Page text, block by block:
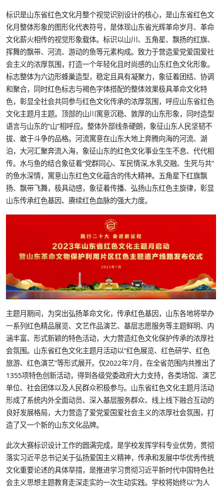
标识是山东省红色文化月整个视觉识别设计的核心，是山东省红色文
化月整体形象的图形化代表符号，是体现山东省光辉革命岁月、革命
文化薪火相传的视觉形象载体。标识以山川、五角星、飘扬的红旗、
挥舞的飘带、河流、游动的鱼等元素构成。致力于营造爱党爱国爱社
会主义的浓厚氛围，打造一个年轻化且时尚感的山东红色文化形象。
标志整体为六边形蜂巢造型，稳定且具有凝聚力，象征着团结、协调
和聚合，同时红色标志与褐色字体搭配的整体效果极具革命文化特
色，彰显全社会共同参与红色文化传承的浓厚氛围，呼应山东省红色
文化主题月主题。顶部的山川寓意沉稳、敦厚的山东形象，同时造型
语言与山东的“山”相呼应。整体外部线条硬朗，象征山东人民坚韧不
拔、敢于斗争的品格。河流寓意在山东大地上奔腾向海的河流、湖
泊，大河汇聚奔流入海，象征山东的红色文化事业生生不息、代代相
传。水与鱼的结合象征着“党群同心、军民情深,水乳交融、生死与共”
的鱼水深情，寓意山东红色文化蕴含的伟大精神。五角星下红旗飘
扬、飘带飞舞，极具动感，象征着传播、弘扬山东红色主旋律，彰显
山东传承红色基因、赓续红色血脉的强大力度。
主题月期间，为突出弘扬革命文化，传承红色基因，山东各地将举办
一系列红色精品展览、文艺作品演艺、基层志愿服务等主题鲜明、内
涵丰富、形式新颖的特色活动，大力营造红色文化保护传承的浓厚社
会氛围。山东省红色文化主题月活动以“红色展览、红色研学、红色
旅游、红色演艺”等形式展开。仅2022年7月，在全省范围内共推出了
1355项特色创新活动，得到各级党委政府大力支持，各类场馆、演艺
单位、社会团体以及人民群众积极参与。山东省红色文化主题月活动
形成了系统内外全面动员、深入基层服务群众、线上线下融合互动的
良好发展格局，大力营造了爱党爱国爱社会主义的浓厚社会氛围，打
造了又一个新的山东文化品牌。
此次大赛标识设计工作的圆满完成，是学校发挥学科专业优势，贯彻
落实习近平总书记关于弘扬爱国主义精神，传承和发展中华优秀传统
文化重要论述的具体举措，是推进学习贯彻习近平新时代中国特色社
会主义思想主题教育走深走实的一次生动实践。学校将始终以“为人